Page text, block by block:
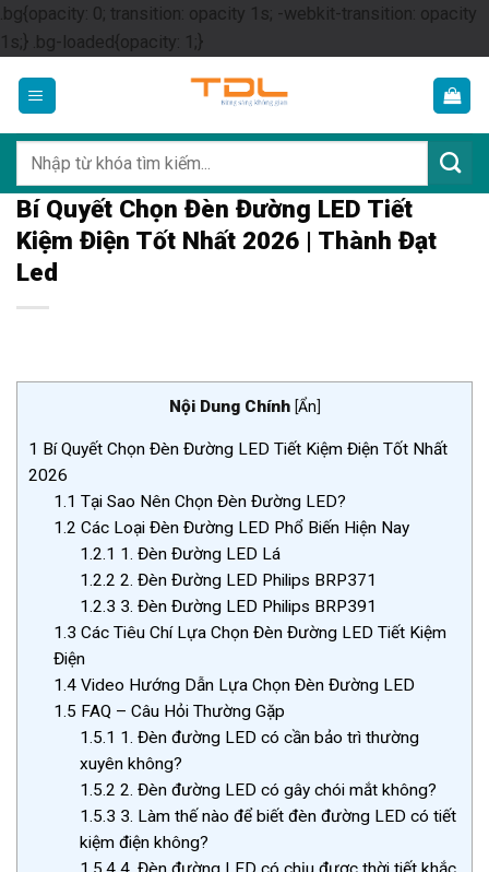
.bg{opacity: 0; transition: opacity 1s; -webkit-transition: opacity
1s;} .bg-loaded{opacity: 1;}Skip
content
kiếm:
Bí Quyết Chọn Đèn Đường LED Tiết
Kiệm Điện Tốt Nhất 2026 | Thành Đạt
Led
Nội Dung Chính [Ẩn]
1 Bí Quyết Chọn Đèn Đường LED Tiết Kiệm Điện Tốt Nhất
2026
1.1 Tại Sao Nên Chọn Đèn Đường LED?
1.2 Các Loại Đèn Đường LED Phổ Biến Hiện Nay
1.2.1 1. Đèn Đường LED Lá
1.2.2 2. Đèn Đường LED Philips BRP371
1.2.3 3. Đèn Đường LED Philips BRP391
1.3 Các Tiêu Chí Lựa Chọn Đèn Đường LED Tiết Kiệm
Điện
1.4 Video Hướng Dẫn Lựa Chọn Đèn Đường LED
1.5 FAQ – Câu Hỏi Thường Gặp
1.5.1 1. Đèn đường LED có cần bảo trì thường
xuyên không?
1.5.2 2. Đèn đường LED có gây chói mắt không?
1.5.3 3. Làm thế nào để biết đèn đường LED có tiết
kiệm điện không?